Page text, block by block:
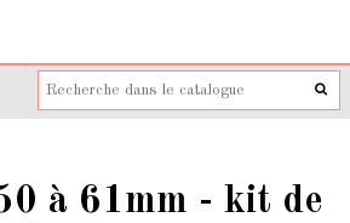
à 61mm - kit de